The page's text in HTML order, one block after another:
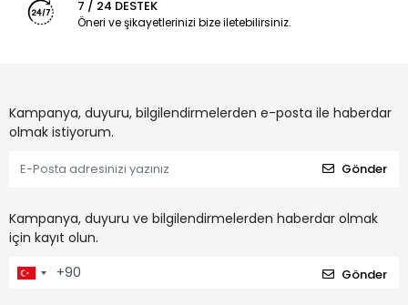
7 / 24 DESTEK
Öneri ve şikayetlerinizi bize iletebilirsiniz.
Kampanya, duyuru, bilgilendirmelerden e-posta ile haberdar
olmak istiyorum.
Gönder
Kampanya, duyuru ve bilgilendirmelerden haberdar olmak
için kayıt olun.
Gönder